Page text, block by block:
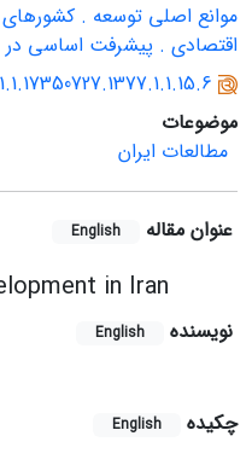
موانع اصلی توسعه .
اقتصادی . پیشرفت اساسی در
موضوعات
مطالعات ایران
عنوان مقاله English
in Iran
نویسنده English
چکیده
English